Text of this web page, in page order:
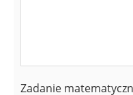
Zadanie